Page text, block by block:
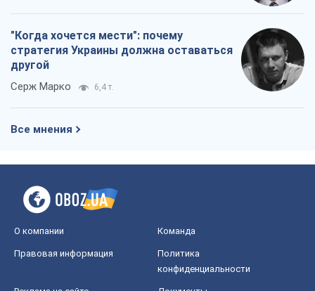
"Когда хочется мести": почему
стратегия Украины должна оставаться
другой
Серж Марко 6,4 т.
Все мнения
О компании Команда
Правовая информация
Политика
конфиденциальности